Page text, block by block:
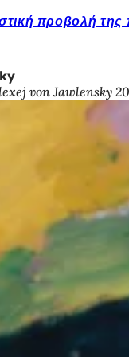
προβολή
von Jawlensky